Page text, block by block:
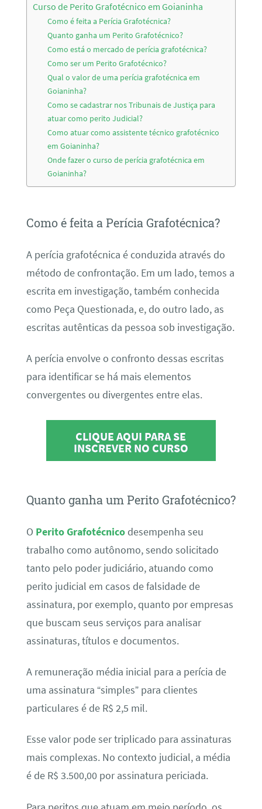
Curso de Perito Grafotécnico em Goianinha
Como é feita a Perícia Grafotécnica?
Quanto ganha um Perito Grafotécnico?
Como está o mercado de perícia grafotécnica?
Como ser um Perito Grafotécnico?
Qual o valor de uma perícia grafotécnica em
Goianinha?
Como se cadastrar nos Tribunais de Justiça para
atuar como perito Judicial?
Como atuar como assistente técnico grafotécnico
em Goianinha?
Onde fazer o curso de perícia grafotécnica em
Goianinha?
Como é feita a Perícia Grafotécnica?
A perícia grafotécnica é conduzida através do
método de confrontação. Em um lado, temos a
escrita em investigação, também conhecida
como Peça Questionada, e, do outro lado, as
escritas autênticas da pessoa sob investigação.
A perícia envolve o confronto dessas escritas
para identificar se há mais elementos
convergentes ou divergentes entre elas.
CLIQUE AQUI PARA SE
INSCREVER NO CURSO
Quanto ganha um Perito Grafotécnico?
O Perito Grafotécnicodesempenha seu
trabalho como autônomo, sendo solicitado
tanto pelo poder judiciário, atuando como
perito judicial em casos de falsidade de
assinatura, por exemplo, quanto por empresas
que buscam seus serviços para analisar
assinaturas, títulos e documentos.
A remuneração média inicial para a perícia de
uma assinatura “simples” para clientes
particulares é de R$ 2,5 mil.
Esse valor pode ser triplicado para assinaturas
mais complexas. No contexto judicial, a média
é de R$ 3.500,00 por assinatura periciada.